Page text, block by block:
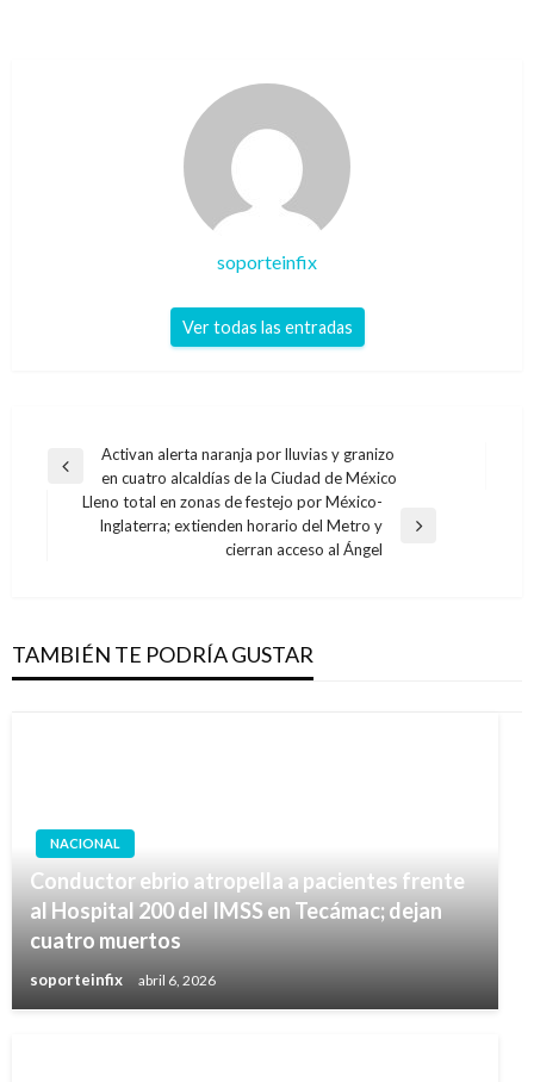
soporteinfix
Ver todas las entradas
Navegación
entradas
Entrada
anterior
Activan alerta naranja por lluvias y granizo
en cuatro alcaldías de la Ciudad de México
Entrada
Lleno total en zonas de festejo por México-
Inglaterra; extienden horario del Metro y
cierran acceso al Ángel
TAMBIÉN TE PODRÍA GUSTAR
NACIONAL
Conductor ebrio atropella a pacientes frente
al Hospital 200 del IMSS en Tecámac; dejan
cuatro muertos
soporteinfix abril 6, 2026